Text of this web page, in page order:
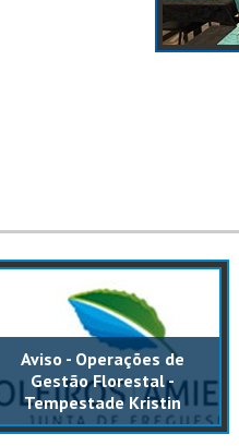
Aviso - Operações de
Gestão Florestal -
Tempestade Kristin